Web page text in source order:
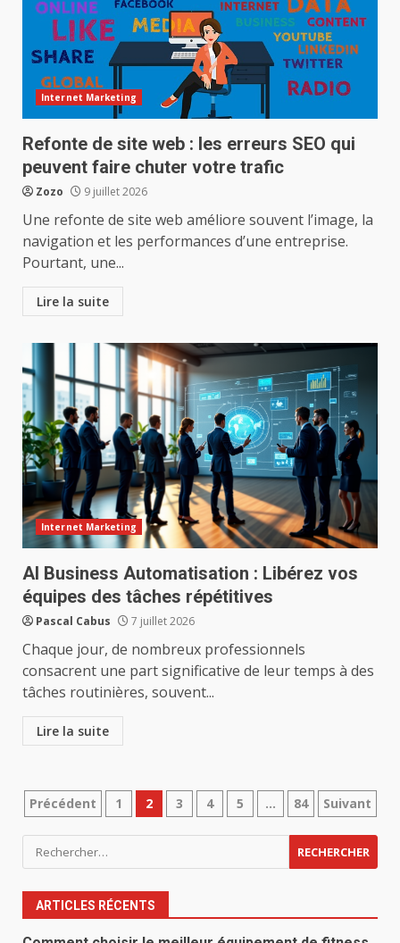
Internet Marketing
Refonte de site web : les erreurs SEO qui
peuvent faire chuter votre trafic
Zozo 9 juillet 2026
Une refonte de site web améliore souvent l’image, la
navigation et les performances d’une entreprise.
Pourtant, une...
Lire la suite
Internet Marketing
AI Business Automatisation : Libérez vos
équipes des tâches répétitives
Pascal Cabus 7 juillet 2026
Chaque jour, de nombreux professionnels
consacrent une part significative de leur temps à des
tâches routinières, souvent...
Lire la suite
Pagination
des
publications
Précédent 1 2 3 4 5 … 84 Suivant
Rechercher :
ARTICLES RÉCENTS